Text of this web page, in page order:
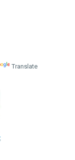
Translate